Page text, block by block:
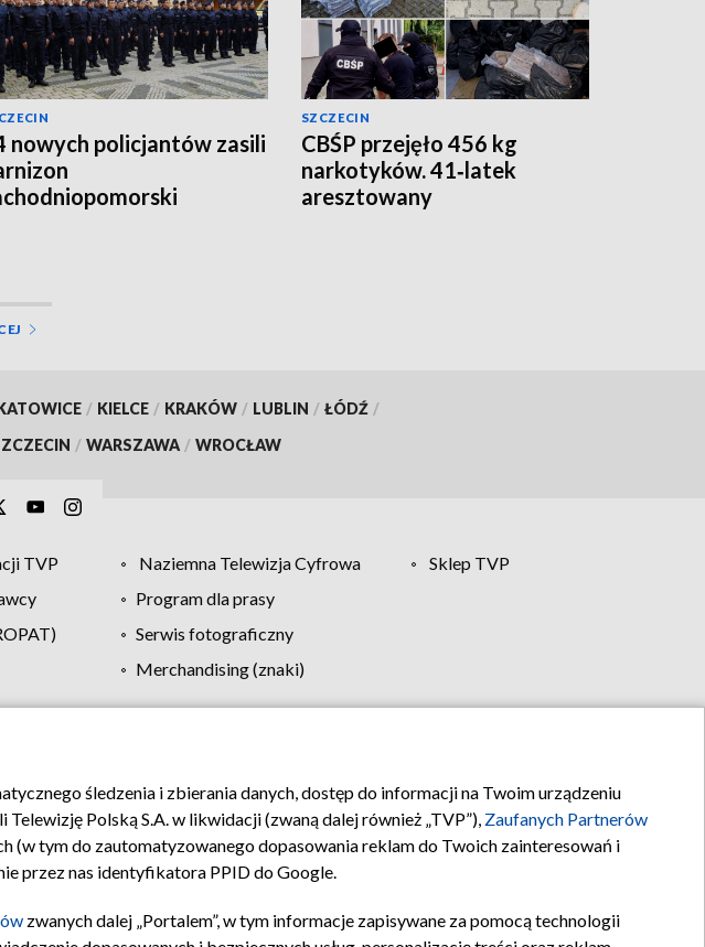
nowych policjantów zasili
SZCZECIN
CBŚP przejęło 456 kg
narkotyków. 41‑latek
aresztowany
/ KIELCE / KRAKÓW / LUBLIN / ŁÓDŹ /
/ WARSZAWA / WROCŁAW
TVP Naziemna Telewizja Cyfrowa
Sklep TVP
Program dla prasy
Serwis fotograficzny
Merchandising (znaki)
Pomoc Biuro reklamy Kontakt
śledzenia i zbierania danych, dostęp do informacji na Twoim urządzeniu
Polską S.A. w likwidacji (zwaną dalej również „TVP”), Zaufanych Partnerów
(w tym do zautomatyzowanego dopasowania reklam do Twoich zainteresowań i
przez nas identyfikatora PPID do Google.
zwanych dalej „Portalem”, w tym informacje zapisywane za pomocą technologii